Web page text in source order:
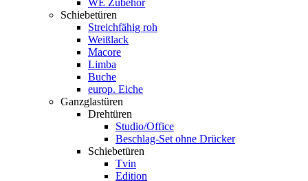
WE Zubehör
Schiebetüren
Streichfähig roh
Weißlack
Macore
Limba
Buche
europ. Eiche
Ganzglastüren
Drehtüren
Studio/Office
Beschlag-Set ohne Drücker
Schiebetüren
Tvin
Edition